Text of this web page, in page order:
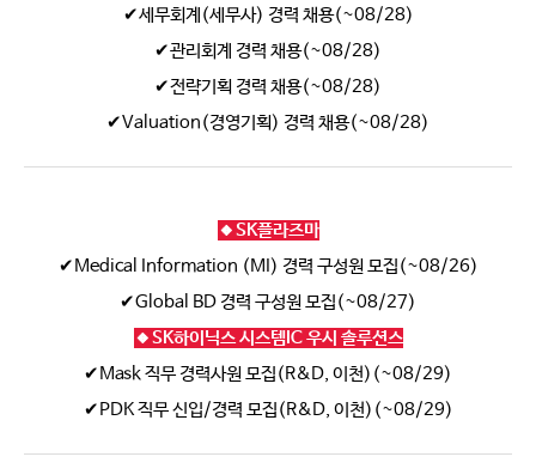
✔세무회계(세무사) 경력 채용(~08/28)
✔관리회계 경력 채용(~08/28)
✔전략기획 경력 채용(~08/28)
✔Valuation(경영기획) 경력 채용(~08/28)
🔸SK플라즈마
✔Medical Information (MI) 경력 구성원 모집(~08/26)
✔Global BD 경력 구성원 모집(~08/27)
🔸SK하이닉스 시스템IC 우시 솔루션스
✔Mask 직무 경력사원 모집(R&D, 이천)(~08/29)
✔PDK 직무 신입/경력 모집(R&D, 이천)(~08/29)